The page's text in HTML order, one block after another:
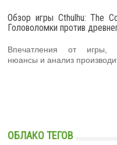
Обзор игры Cthulhu: The
Головоломки против
Впечатления от игры,
нюансы и анализ
ОБЛАКО ТЕГОВ